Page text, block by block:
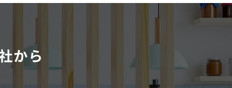
から